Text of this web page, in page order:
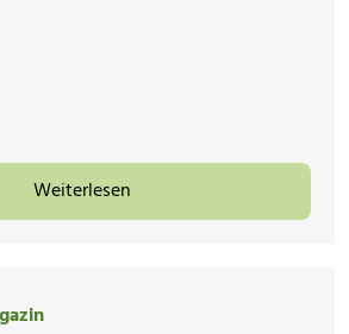
Weiterlesen